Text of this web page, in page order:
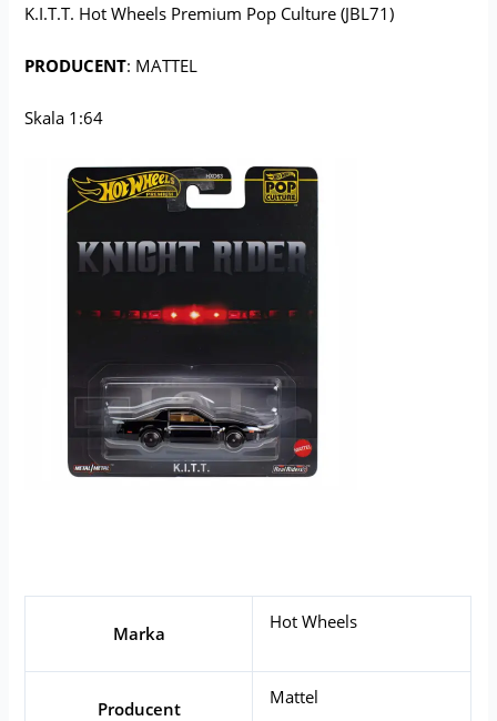
K.I.T.T. Hot Wheels Premium Pop Culture (JBL71)
PRODUCENT: MATTEL
Skala 1:64
Marka
Hot Wheels
Producent
Mattel